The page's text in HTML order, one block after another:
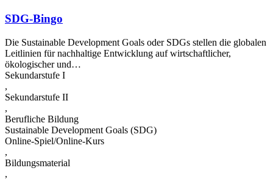
SDG-Bingo
Die Sustainable Development Goals oder SDGs stellen die globalen
Leitlinien für nachhaltige Entwicklung auf wirtschaftlicher,
ökologischer und…
Sekundarstufe I
,
Sekundarstufe II
,
Berufliche Bildung
Sustainable Development Goals (SDG)
Online-Spiel/Online-Kurs
,
Bildungsmaterial
,